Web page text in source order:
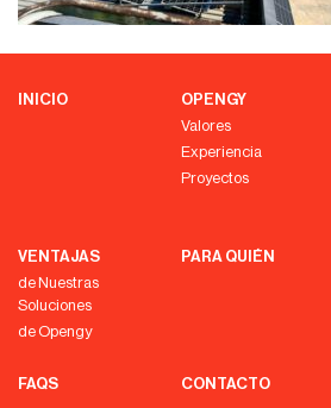
INICIO
OPENGY
Valores
Experiencia
Proyectos
VENTAJAS
de Nuestras
Soluciones
de Opengy
PARA QUIÉN
FAQS CONTACTO